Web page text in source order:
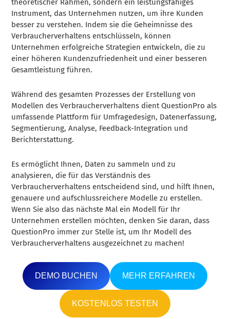
theoretischer Rahmen, sondern ein leistungsfähiges
Instrument, das Unternehmen nutzen, um ihre Kunden
besser zu verstehen. Indem sie die Geheimnisse des
Verbraucherverhaltens entschlüsseln, können
Unternehmen erfolgreiche Strategien entwickeln, die zu
einer höheren Kundenzufriedenheit und einer besseren
Gesamtleistung führen.
Während des gesamten Prozesses der Erstellung von
Modellen des Verbraucherverhaltens dient QuestionPro als
umfassende Plattform für Umfragedesign, Datenerfassung,
Segmentierung, Analyse, Feedback-Integration und
Berichterstattung.
Es ermöglicht Ihnen, Daten zu sammeln und zu
analysieren, die für das Verständnis des
Verbraucherverhaltens entscheidend sind, und hilft Ihnen,
genauere und aufschlussreichere Modelle zu erstellen.
Wenn Sie also das nächste Mal ein Modell für Ihr
Unternehmen erstellen möchten, denken Sie daran, dass
QuestionPro immer zur Stelle ist, um Ihr Modell des
Verbraucherverhaltens ausgezeichnet zu machen!
DEMO BUCHEN MEHR ERFAHREN
KOSTENLOS TESTEN